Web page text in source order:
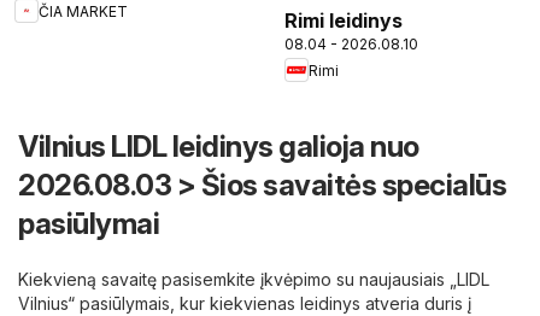
ČIA MARKET
Rimi leidinys
08.04 - 2026.08.10
Rimi
Vilnius LIDL leidinys galioja nuo
2026.08.03 > Šios savaitės specialūs
pasiūlymai
Kiekvieną savaitę pasisemkite įkvėpimo su naujausiais „LIDL
Vilnius“ pasiūlymais, kur kiekvienas leidinys atveria duris į